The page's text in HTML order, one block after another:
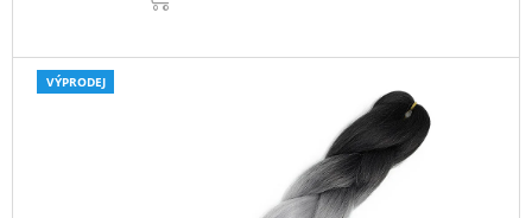
VÝPRODEJ